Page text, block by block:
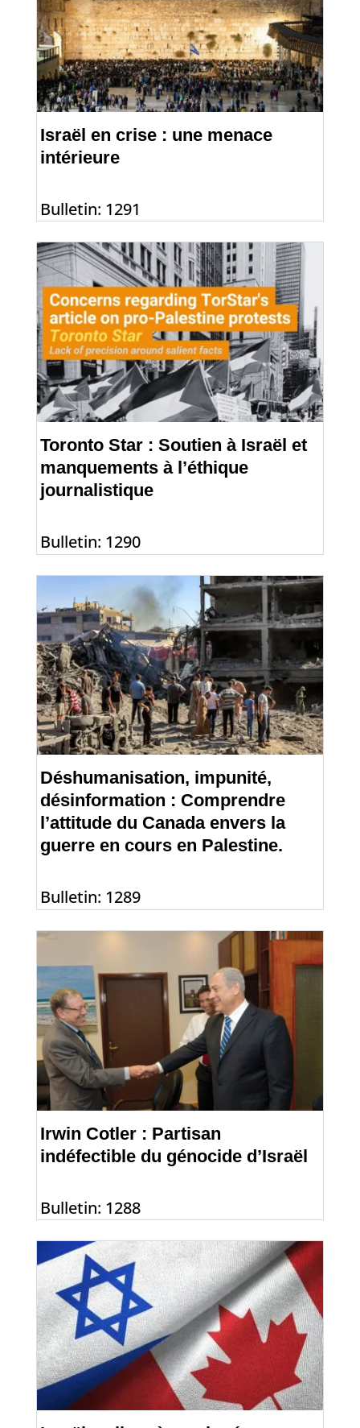
Israël en crise : une menace
intérieure
Bulletin: 1291
Toronto Star : Soutien à Israël et
manquements à l’éthique
journalistique
Bulletin: 1290
Déshumanisation, impunité,
désinformation : Comprendre
l’attitude du Canada envers la
guerre en cours en Palestine.
Bulletin: 1289
Irwin Cotler : Partisan
indéfectible du génocide d’Israël
Bulletin: 1288